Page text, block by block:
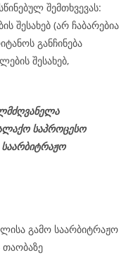
შემთხვევას:
შესახებ (არ ჩაბარებია
განჩინება
შესახებ,
საპროცესო
გამო საარბიტრაჟო
თაობაზე